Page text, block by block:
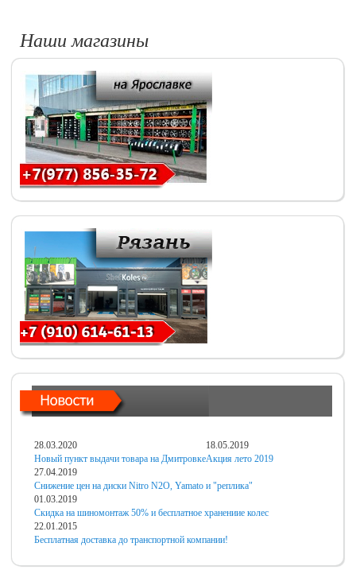
Наши магазины
28.03.2020
Новый пункт выдачи товара на Дмитровке
18.05.2019
Акция лето 2019
27.04.2019
Снижение цен на диски Nitro N2O, Yamato и "реплика"
01.03.2019
Скидка на шиномонтаж 50% и бесплатное хранениие колес
22.01.2015
Бесплатная доставка до транспортной компании!